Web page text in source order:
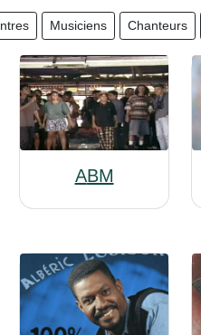
Musiciens Chanteurs
ABM